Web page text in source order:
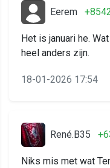
Eerem
Het is januari he.
heel anders zijn.
18-01-2026 17:54
René.B35
Niks mis met wat